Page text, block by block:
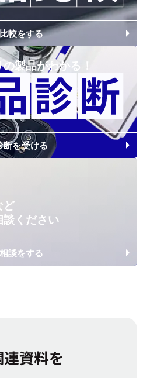
較をする
の製品がわかる！
断を受ける
ど
談ください
談をする